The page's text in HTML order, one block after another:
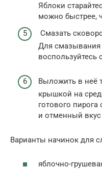
Яблоки
можно быстрее,
Смазать
Для
воспользуйтесь
Выложить в неё
крышкой на
готового пирога
и отменный вкус
Варианты начинок для
яблочно-